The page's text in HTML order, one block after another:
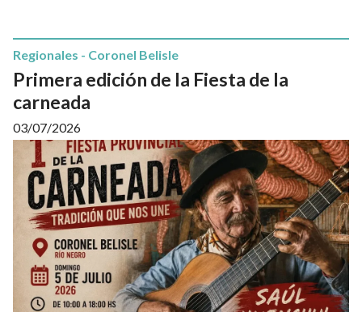
Primera edición de la Fiesta de la
carneada
Regionales - Coronel Belisle
03/07/2026